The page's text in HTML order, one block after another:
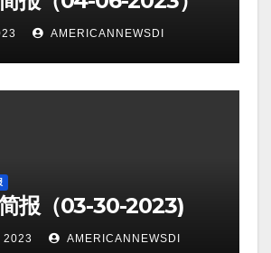
AMERICANNEWSDI
报（03-30-2023)
2023 AMERICANNEWSDI